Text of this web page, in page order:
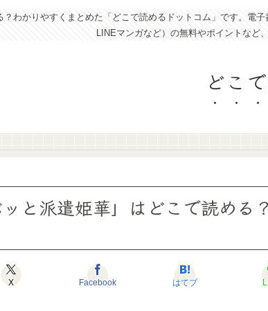
わかりやすくまとめた「どこで読めるドットコム」です。電
LINEマンガなど）の無料やポイントなど
どこ
と派遣姫華」はどこで読める
X Facebook はてブ